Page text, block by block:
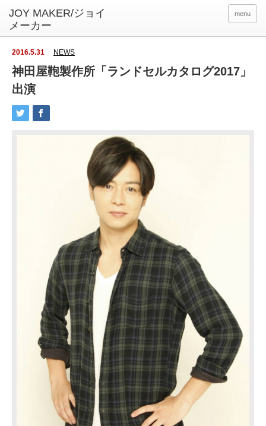
menu
2016.5.31 NEWS
神田屋鞄製作所「ランドセルカタログ2017」
出演